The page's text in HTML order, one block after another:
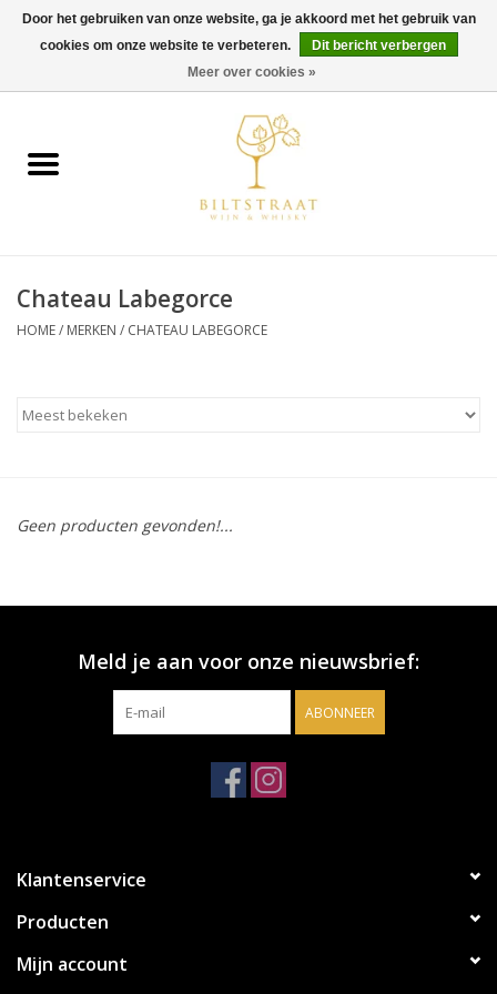
0 Artikelen - €0,00
Wijn
Gin & Tonic
Gedestilleerd
Accessoires
Relatiegeschenken
Chateau Labegorce
HOME/ MERKEN / CHATEAU LABEGORCE
Geen producten gevonden!...
Meld je aan voor onze nieuwsbrief:
ABONNEER
Klantenservice
Producten
Mijn account
Door het gebruiken van onze website, ga je akkoord met het gebruik van
cookies om onze website te verbeteren.
Dit bericht verbergen
Meer over cookies »